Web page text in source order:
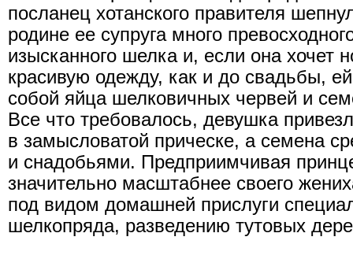
посланец хотанского правителя
родине ее супруга много
изысканного шелка и, если она хочет
красивую одежду, как и до свадьбы,
собой яйца шелковичных червей и
Все что требовалось, девушка
в замысловатой прическе, а семена
и снадобьями. Предприимчивая
значительно масштабнее своего
под видом домашней прислуги
шелкопряда, разведению тутовых